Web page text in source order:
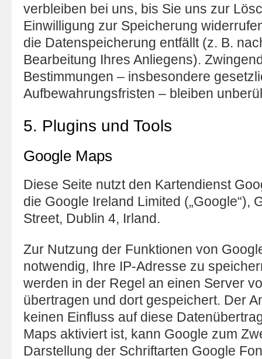
verbleiben bei uns, bis Sie uns zur
Einwilligung zur Speicherung
die Datenspeicherung entfällt (z. B.
Bearbeitung Ihres Anliegens).
Bestimmungen – insbesondere
Aufbewahrungsfristen – bleiben
5. Plugins und Tools
Google Maps
Diese Seite nutzt den Kartendienst
die Google Ireland Limited („Google“),
Street, Dublin 4, Irland.
Zur Nutzung der Funktionen von
notwendig, Ihre IP-Adresse zu
werden in der Regel an einen Server
übertragen und dort gespeichert. Der
keinen Einfluss auf diese
Maps aktiviert ist, kann Google zum
Darstellung der Schriftarten Google